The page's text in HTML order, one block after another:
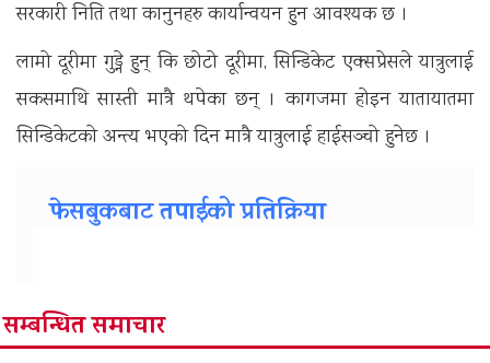
सरकारी निति तथा कानुनहरु कार्यान्वयन हुन आवश्यक छ ।
लामो दूरीमा गुड्ने हुन् कि छोटो दूरीमा, सिन्डिकेट एक्सप्रेसले यात्रुलाई
सकसमाथि सास्ती मात्रै थपेका छन् । कागजमा होइन यातायातमा
सिन्डिकेटको अन्त्य भएको दिन मात्रै यात्रुलाई हाईसञ्चो हुनेछ ।
फेसबुकबाट तपाईको प्रतिक्रिया
सम्बन्धित समाचार